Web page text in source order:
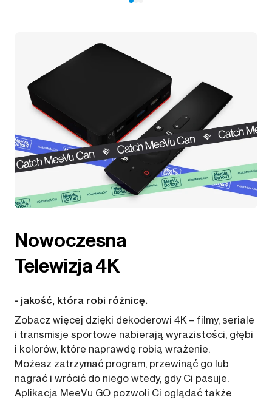
Nowoczesna
Telewizja 4K
- jakość, która robi różnicę.
Zobacz więcej dzięki dekoderowi 4K – filmy, seriale
i transmisje sportowe nabierają wyrazistości, głębi
i kolorów, które naprawdę robią wrażenie.
Możesz zatrzymać program, przewinąć go lub
nagrać i wrócić do niego wtedy, gdy Ci pasuje.
Aplikacja MeeVu GO pozwoli Ci oglądać także